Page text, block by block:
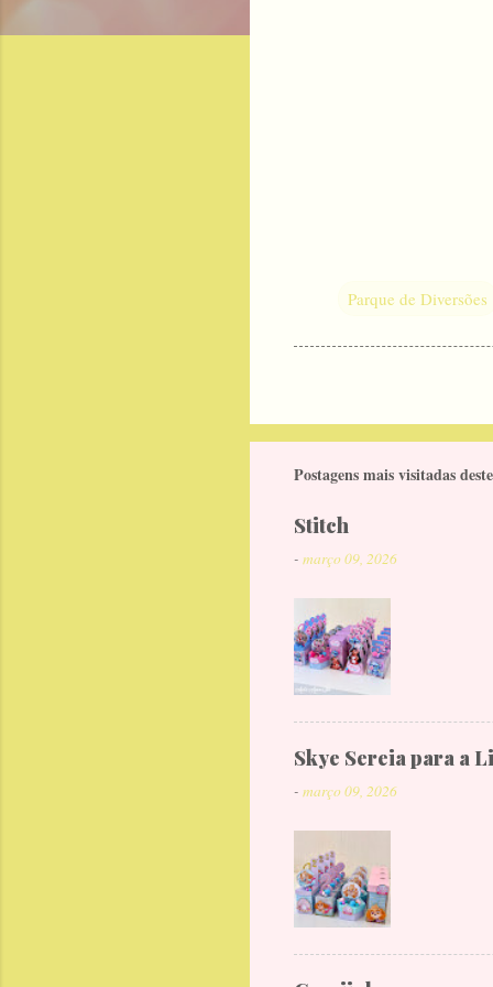
Parque de Diversões
Postagens mais visitadas
Stitch
- março 09, 2026
Skye Sereia para a
- março 09, 2026